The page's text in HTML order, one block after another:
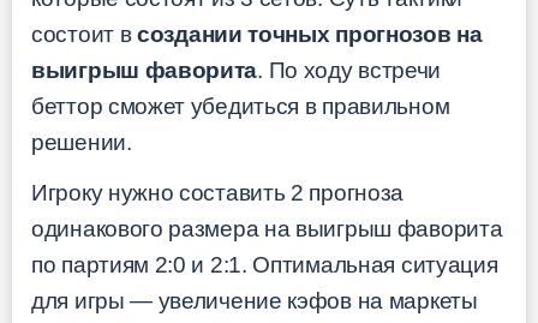
состоит всоздании точных прогнозов на
выигрыш фаворита. По ходу встречи
беттор сможет убедиться в правильном
решении.
Игроку нужно составить 2 прогноза
одинакового размера на выигрыш фаворита
по партиям 2:0 и 2:1. Оптимальная ситуация
для игры — увеличение кэфов на маркеты